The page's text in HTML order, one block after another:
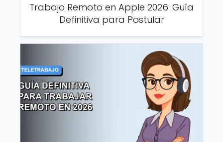
Trabajo Remoto en Apple 2026: Guía
Definitiva para Postular